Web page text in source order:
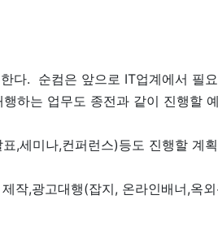
다. 순컴은 앞으로 IT업계에서 필
하는 업무도 종전과 같이 진행할
,세미나,컨퍼런스)등도 진행할 계
작,광고대행(잡지, 온라인배너,옥